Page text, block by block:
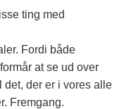
ting med
Fordi både
at se ud over
der er i vores alle
Fremgang.